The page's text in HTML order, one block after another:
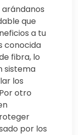
que
a tu
conocida
fibra, lo
sistema
los
otro
por los